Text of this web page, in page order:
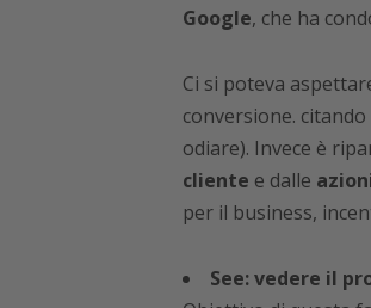
Google, che ha
Ci si poteva
conversione.
odiare). Invece è
cliente e dalle
per il business,
See: vedere il